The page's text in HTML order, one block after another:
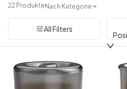
22 Produkte Nach Kategorie
All Filters